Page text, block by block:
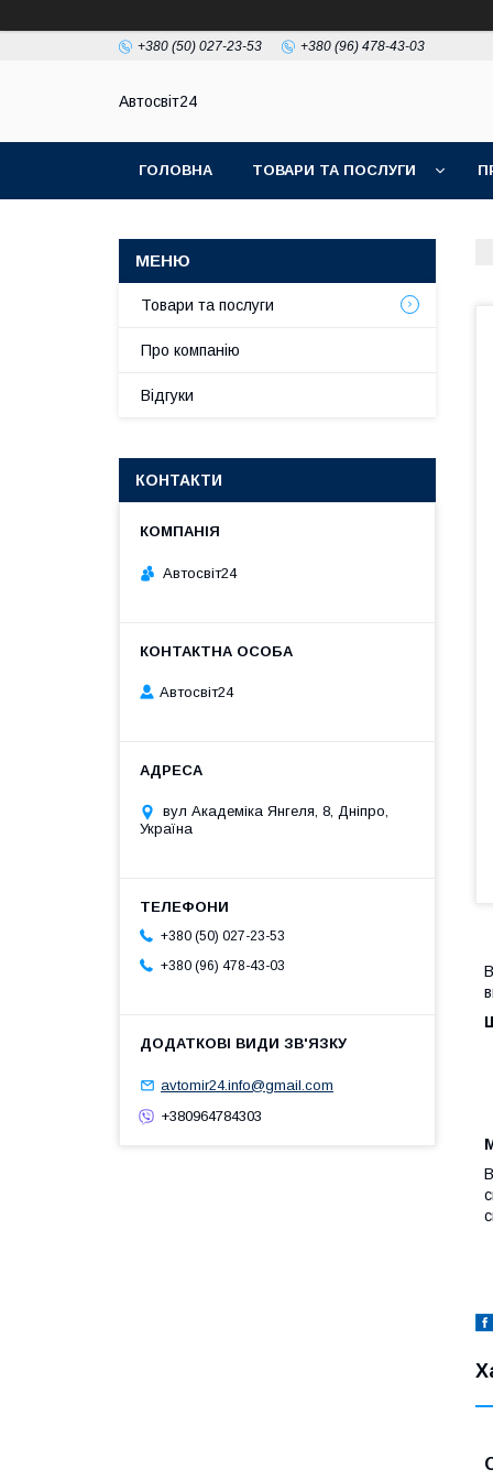
+380 (50) 027-23-53 +380 (96) 478-43-03
Автосвіт24
ГОЛОВНА ТОВАРИ ТА ПОСЛУГИ
Товари та послуги
Про компанію
Відгуки
КОНТАКТИ
Автосвіт24
Автосвіт24
вул Академіка Янгеля, 8, Дніпро,
Україна
+380 (50) 027-23-53
+380 (96) 478-43-03
avtomir24.info@gmail.com
+380964784303